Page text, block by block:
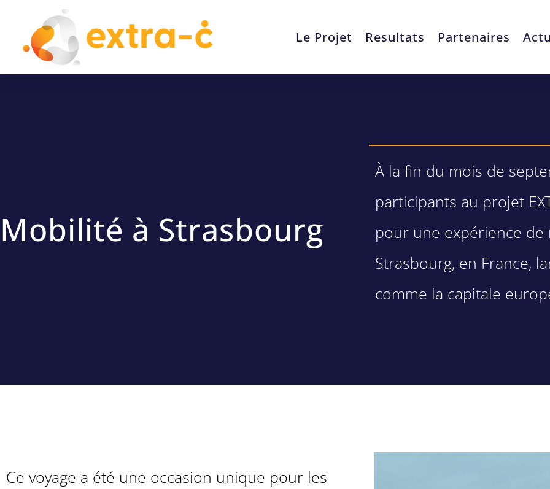
Le Projet Resultats Partenaires
Mobilité à Strasbourg
À la fin du mois de
participants au projet
pour une expérience
Strasbourg, en France,
comme la capitale
Ce voyage a été une occasion unique pour les